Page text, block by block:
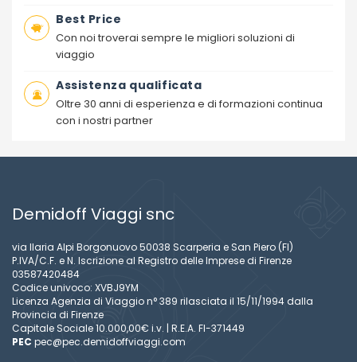
Best Price
Con noi troverai sempre le migliori soluzioni di
viaggio
Assistenza qualificata
Oltre 30 anni di esperienza e di formazioni continua
con i nostri partner
Demidoff Viaggi snc
via Ilaria Alpi Borgonuovo 50038 Scarperia e San Piero (FI)
P.IVA/C.F. e N. Iscrizione al Registro delle Imprese di Firenze
03587420484
Codice univoco: XVBJ9YM
Licenza Agenzia di Viaggio n° 389 rilasciata il 15/11/1994 dalla
Provincia di Firenze
Capitale Sociale 10.000,00€ i.v. | R.E.A. FI-371449
PEC pec@pec.demidoffviaggi.com